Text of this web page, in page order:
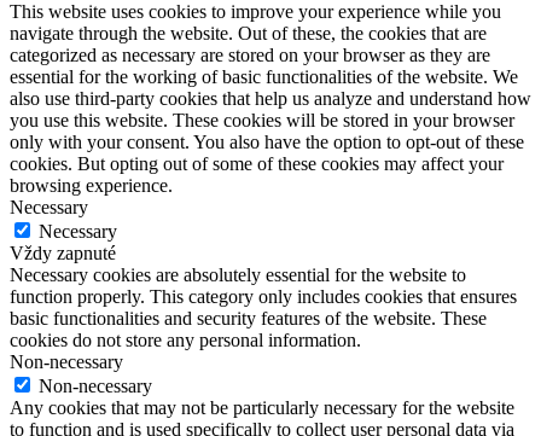
This website uses cookies to improve your experience while you
navigate through the website. Out of these, the cookies that are
categorized as necessary are stored on your browser as they are
essential for the working of basic functionalities of the website. We
also use third-party cookies that help us analyze and understand how
you use this website. These cookies will be stored in your browser
only with your consent. You also have the option to opt-out of these
cookies. But opting out of some of these cookies may affect your
browsing experience.
Necessary
Necessary
Vždy zapnuté
Necessary cookies are absolutely essential for the website to
function properly. This category only includes cookies that ensures
basic functionalities and security features of the website. These
cookies do not store any personal information.
Non-necessary
Non-necessary
Any cookies that may not be particularly necessary for the website
to function and is used specifically to collect user personal data via